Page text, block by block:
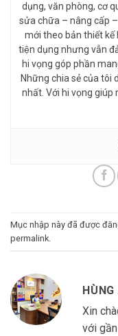
dụng, văn phòng, cơ
sửa chữa – nâng cấp
mới theo bản thiết kế
tiện dụng nhưng vẫn
hi vọng góp phần
Những chia sẻ của tôi
nhất. Với hi vọng giúp
Mục nhập này đã được
permalink
HÙNG
Xin
với